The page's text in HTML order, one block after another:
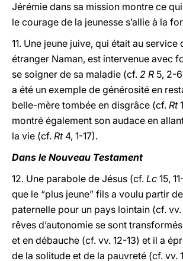
Jérémie dans sa mission montre ce
le courage de la jeunesse s’allie à la
11. Une jeune juive, qui était au service
étranger Naman, est intervenue avec
se soigner de sa maladie (cf. 2 R 5, 2-
a été un exemple de générosité en
belle-mère tombée en disgrâce (cf. Rt
montré également son audace en
la vie (cf. Rt 4, 1-17).
Dans le Nouveau Testament
12. Une parabole de Jésus (cf. Lc 15,
que le “plus jeune” fils a voulu partir
paternelle pour un pays lointain (cf. vv.
rêves d’autonomie se sont
et en débauche (cf. vv. 12-13) et il a
de la solitude et de la pauvreté (cf. vv.